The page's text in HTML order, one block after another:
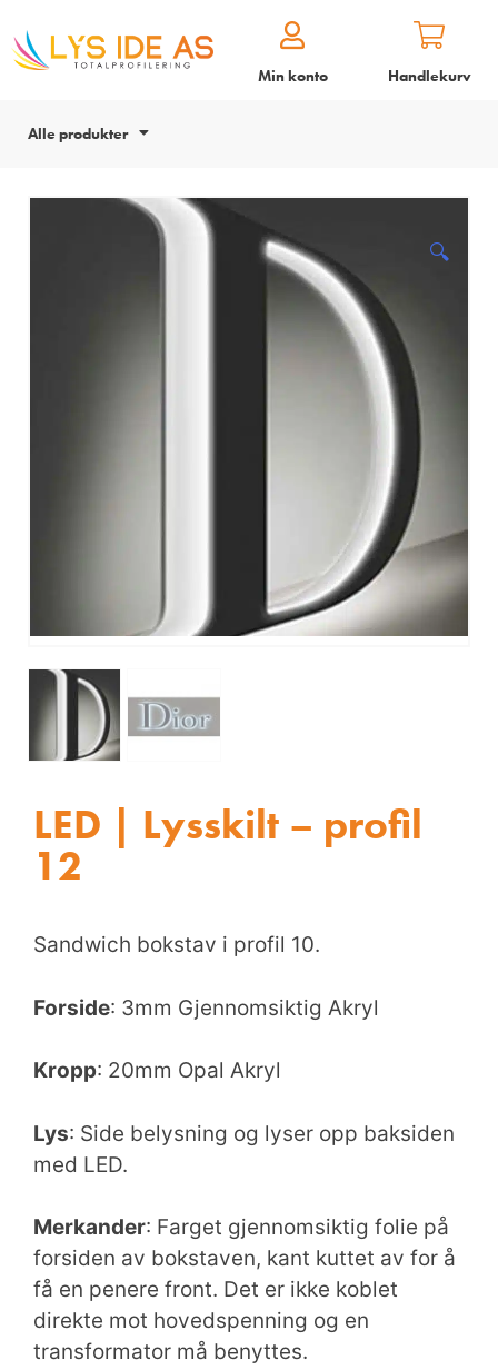
Min konto Handlekurv
Alle produkter
🔍
LED | Lysskilt – profil
12
Sandwich bokstav i profil 10.
Forside: 3mm Gjennomsiktig Akryl
Kropp: 20mm Opal Akryl
Lys: Side belysning og lyser opp baksiden
med LED.
Merkander: Farget gjennomsiktig folie på
forsiden av bokstaven, kant kuttet av for å
få en penere front. Det er ikke koblet
direkte mot hovedspenning og en
transformator må benyttes.